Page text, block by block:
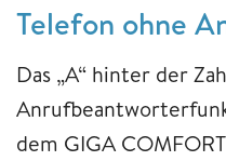
Telefon ohne
Das „A“ hinter der
dem GIGA